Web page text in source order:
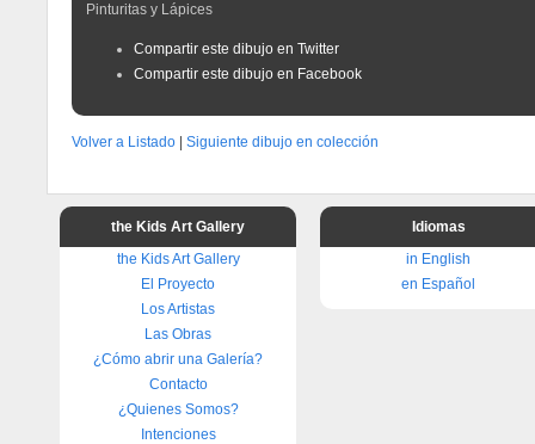
Pinturitas y Lápices
Compartir este dibujo en Twitter
Compartir este dibujo en Facebook
Volver a Listado Siguiente dibujo en colección
the Kids Art Gallery
the Kids Art Gallery
El Proyecto
Los Artistas
Las Obras
¿Cómo abrir una Galería?
Contacto
¿Quienes Somos?
Intenciones
Idiomas
in English
en Español